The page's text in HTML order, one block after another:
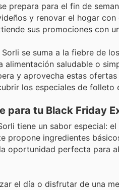
prepara para el fin de
y renovar el hogar
sus promociones con
se suma a la fiebre de
alimentación saludable o
y aprovecha estas
los especiales de
para tu Black Friday
tiene un sabor especial:
propone ingredientes
oportunidad perfecta para
el día o disfrutar de una